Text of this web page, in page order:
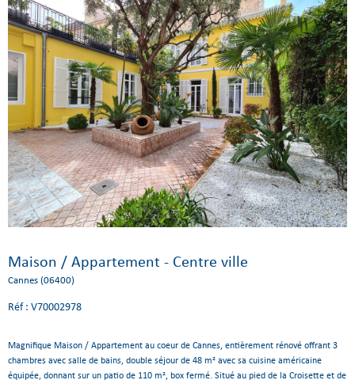
Maison / Appartement - Centre ville
Cannes (06400)
Réf : V70002978
Magnifique Maison / Appartement au coeur de Cannes, entièrement rénové offrant 3
chambres avec salle de bains, double séjour de 48 m² avec sa cuisine américaine
équipée, donnant sur un patio de 110 m², box fermé. Situé au pied de la Croisette et de